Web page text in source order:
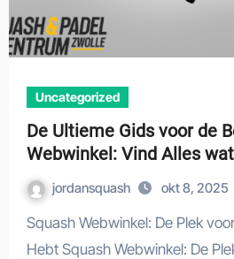
Uncategorized
De Ultieme Gids voor de
Webwinkel: Vind Alles
jordansquash okt 8, 2025
Squash Webwinkel: De Plek voor Alles wat je Nodig
Hebt Squash Webwinkel: De